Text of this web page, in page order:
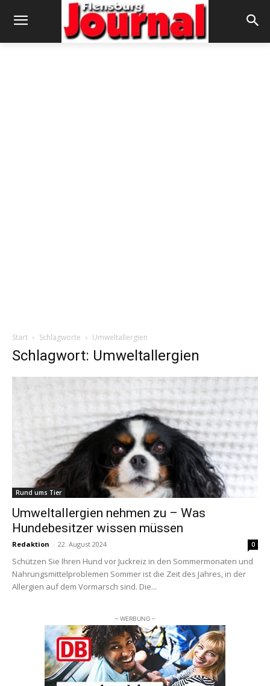
Start Schlagworte Umweltallergien
Schlagwort: Umweltallergien
Rund ums Tier
Umweltallergien nehmen zu – Was
Hundebesitzer wissen müssen
Redaktion - 22. August 2024 0
Schützen Sie Ihren Hund vor Juckreiz in den Sommermonaten und
Nahrungsmittelproblemen Sommer ist die Zeit des Jahres, in der
Allergien auf dem Vormarsch sind. Die...
– WERBUNG –